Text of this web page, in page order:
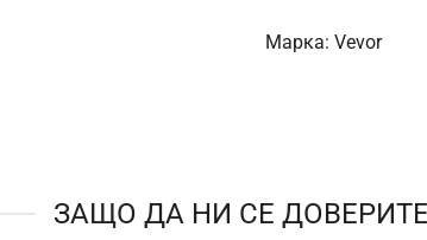
Марка: Vevor
ЗАЩО ДА НИ СЕ